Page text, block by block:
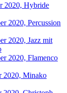
2020, Hybride
2020, Percussion
2020, Jazz mit
2020, Flamenco
2020, Minako